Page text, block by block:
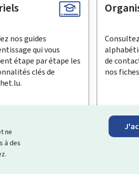
ne
à des
nos guides
qui vous
étape par étape les
clés de
de
nos
avec l’État
et organismes publics